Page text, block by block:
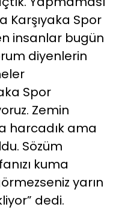
Karşıyaka Spor
insanlar bugün
diyenlerin
Spor
Zemin
harcadık ama
Sözüm
kuma
yarın
dedi.